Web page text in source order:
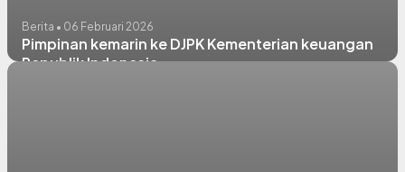
Berita • 06 Februari 2026
Pimpinan kemarin ke DJPK Kementerian keuangan
Republik Indonesia